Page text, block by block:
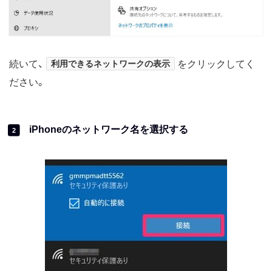
続いて、 利用できるネットワークの表示
をクリックしてく
ださい。
2 iPhoneのネットワーク名を選択する